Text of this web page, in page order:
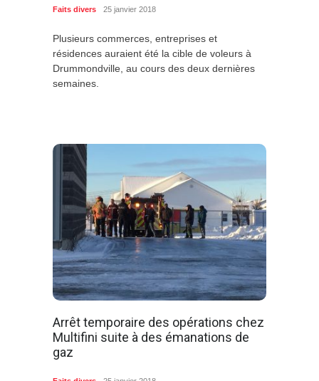
Faits divers 25 janvier 2018
Plusieurs commerces, entreprises et
résidences auraient été la cible de voleurs à
Drummondville, au cours des deux dernières
semaines.
Arrêt temporaire des opérations chez
Multifini suite à des émanations de
gaz